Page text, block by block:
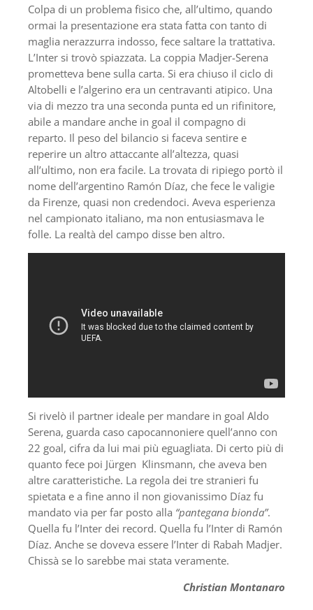
Colpa di un problema fisico che, all’ultimo, quando
ormai la presentazione era stata fatta con tanto di
maglia nerazzurra indosso, fece saltare la trattativa.
L’Inter si trovò spiazzata. La coppia Madjer-Serena
prometteva bene sulla carta. Si era chiuso il ciclo di
Altobelli e l’algerino era un centravanti atipico. Una
via di mezzo tra una seconda punta ed un rifinitore,
abile a mandare anche in goal il compagno di
reparto. Il peso del bilancio si faceva sentire e
reperire un altro attaccante all’altezza, quasi
all’ultimo, non era facile. La trovata di ripiego portò il
nome dell’argentino Ramón Díaz, che fece le valigie
da Firenze, quasi non credendoci. Aveva esperienza
nel campionato italiano, ma non entusiasmava le
folle. La realtà del campo disse ben altro.
Si rivelò il partner ideale per mandare in goal Aldo
Serena, guarda caso capocannoniere quell’anno con
22 goal, cifra da lui mai più eguagliata. Di certo più di
quanto fece poi Jürgen Klinsmann, che aveva ben
altre caratteristiche. La regola dei tre stranieri fu
spietata e a fine anno il non giovanissimo Díaz fu
mandato via per far posto alla “pantegana bionda”.
Quella fu l’Inter dei record. Quella fu l’Inter di Ramón
Díaz. Anche se doveva essere l’Inter di Rabah Madjer.
Chissà se lo sarebbe mai stata veramente.
Christian Montanaro